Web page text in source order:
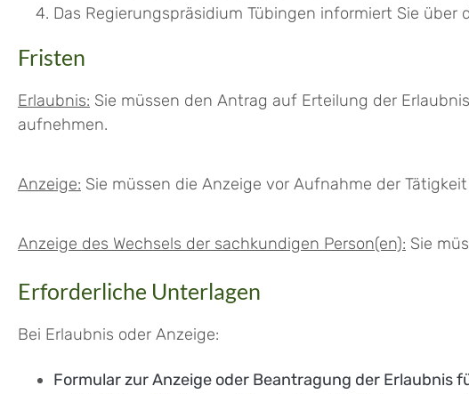
Das Regierungspräsidium Tübingen informiert Sie über
Fristen
Erlaubnis: Sie müssen den Antrag auf Erteilung der
aufnehmen.
Anzeige: Sie müssen die Anzeige vor Aufnahme der
Anzeige des Wechsels der sachkundigen Person(en): Sie
Erforderliche Unterlagen
Bei Erlaubnis oder Anzeige:
Formular zur Anzeige oder Beantragung der Erlaubnis